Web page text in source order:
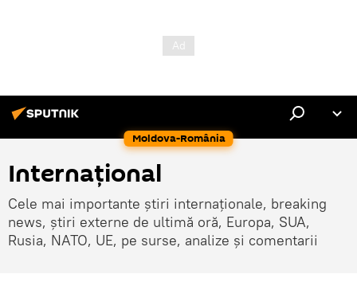
Moldova-România
Internaţional
Cele mai importante știri internaționale, breaking
news, știri externe de ultimă oră, Europa, SUA,
Rusia, NATO, UE, pe surse, analize și comentarii